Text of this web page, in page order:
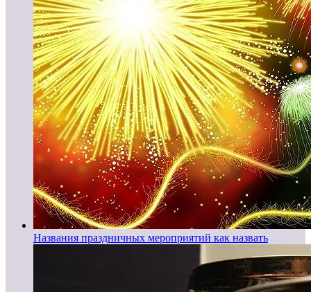
Названия праздничных мероприятий как назвать